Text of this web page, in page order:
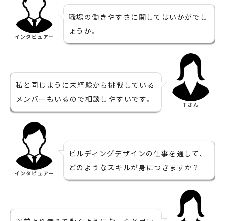
インタビュアー
職場の働きやすさに関してはいかがでし
ょうか。
私と同じように未経験から挑戦している
メンバーもいるので相談しやすいです。
Tさん
インタビュアー
ビルディングデザインの仕事を通して、
どのようなスキルが身につきますか？